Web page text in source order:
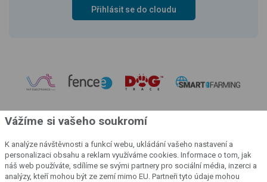
Přihlásit se do cloudu
Vážíme si vašeho soukromí
K analýze návštěvnosti a funkcí webu, ukládání vašeho nastavení a
personalizaci obsahu a reklam využíváme cookies. Informace o tom, jak
náš web používáte, sdílíme se svými partnery pro sociální média, inzerci a
analýzy, kteří mohou být ze zemí mimo EU. Partneři tyto údaje mohou